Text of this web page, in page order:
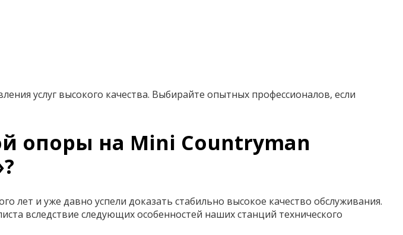
услуг высокого качества. Выбирайте опытных профессионалов, если
опоры на Mini Countryman
и уже давно успели доказать стабильно высокое качество обслуживания.
вследствие следующих особенностей наших станций технического